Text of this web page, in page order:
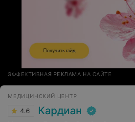
ЭФФЕКТИВНАЯ РЕКЛАМА НА САЙТЕ
МЕДИЦИНСКИЙ ЦЕНТР
4.6 Кардиан